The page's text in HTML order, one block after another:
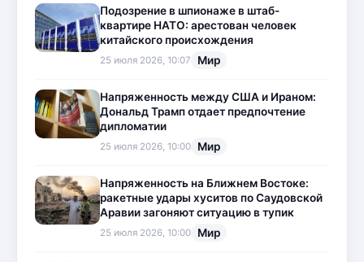
Подозрение в шпионаже в штаб-
квартире НАТО: арестован человек
китайского происхождения
25 июля 2026, 10:07 Мир
Напряженность между США и Ираном:
Дональд Трамп отдает предпочтение
дипломатии
25 июля 2026, 10:00 Мир
Напряженность на Ближнем Востоке:
ракетные удары хуситов по Саудовской
Аравии загоняют ситуацию в тупик
25 июля 2026, 10:00 Мир